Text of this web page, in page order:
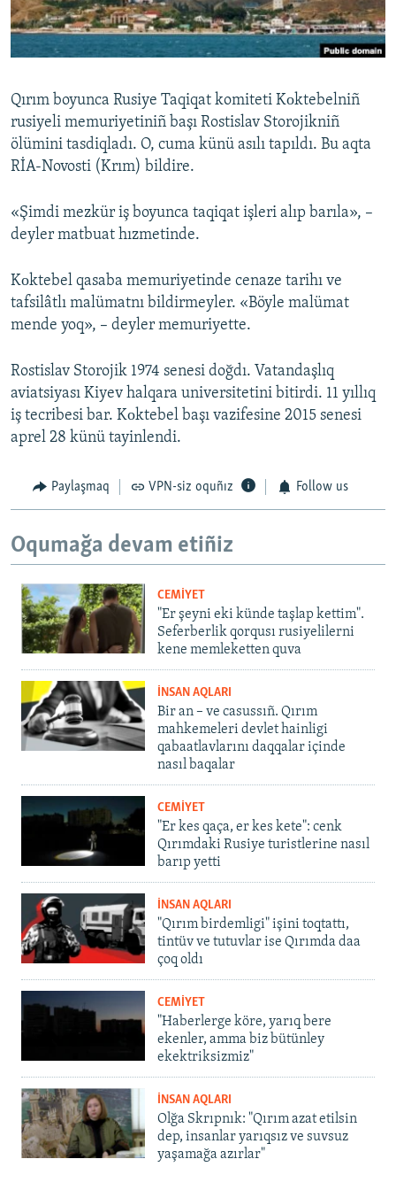
Русский
Українською
QOŞULIÑIZ!
Qırım boyunca Rusiye Taqiqat komiteti Kоktebelniñ
rusiyeli memuriyetiniñ başı Rostislav Storojikniñ
ölümini tasdiqladı. O, cuma künü asılı tapıldı. Bu aqta
RİA-Novosti (Krım) bildire.
«Şimdi mezkür iş boyunca taqiqat işleri alıp barıla», –
deyler matbuat hızmetinde.
Kоktebel qasaba memuriyetinde cenaze tarihı ve
tafsilâtlı malümatnı bildirmeyler. «Böyle malümat
mende yoq», – deyler memuriyette.
Rostislav Storojik 1974 senesi doğdı. Vatandaşlıq
aviatsiyası Kiyev halqara universitetini bitirdi. 11 yıllıq
iş tecribesi bar. Kоktebel başı vazifesine 2015 senesi
aprel 28 künü tayinlendi.
Paylaşmaq VPN-siz oquñız Follow us
Oqumağa devam etiñiz
CEMİYET
"Er şeyni eki künde taşlap kettim".
Seferberlik qorqusı rusiyelilerni
kene memleketten quva
İNSAN AQLARI
Bir an – ve casussıñ. Qırım
mahkemeleri devlet hainligi
qabaatlavlarını daqqalar içinde
nasıl baqalar
CEMİYET
"Er kes qaça, er kes kete": cenk
Qırımdaki Rusiye turistlerine nasıl
barıp yetti
İNSAN AQLARI
"Qırım birdemligi" işini toqtattı,
tintüv ve tutuvlar ise Qırımda daa
çoq oldı
CEMİYET
"Haberlerge köre, yarıq bere
ekenler, amma biz bütünley
ekektriksizmiz"
İNSAN AQLARI
Olğa Skrıpnık: "Qırım azat etilsin
dep, insanlar yarıqsız ve suvsuz
yaşamağa azırlar"